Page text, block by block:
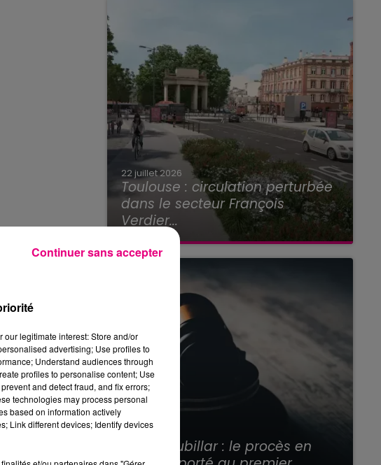
22 juillet 2026
Toulouse : circulation perturbée
dans le secteur François
Verdier...
21 juillet 2026
Affaire Jubillar : le procès en
legitimate interest: Store and/or
advertising; Use profiles to
Understand audiences through
profiles to personalise content; Use
and detect fraud, and fix errors;
technologies may process personal
based on information actively
Link different devices; Identify devices
Continuer sans accepter